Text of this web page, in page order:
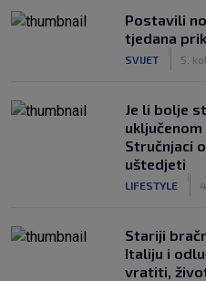
Postavili
tjedana
SVIJET 5. kol.
Je li bolje
Stručnjaci
uštedjeti
LIFESTYLE
Stariji
Italiju i
vratiti,